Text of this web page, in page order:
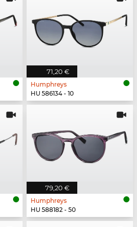
71,20 €
Humphreys
HU 586134 - 10
79,20 €
Humphreys
HU 588182 - 50